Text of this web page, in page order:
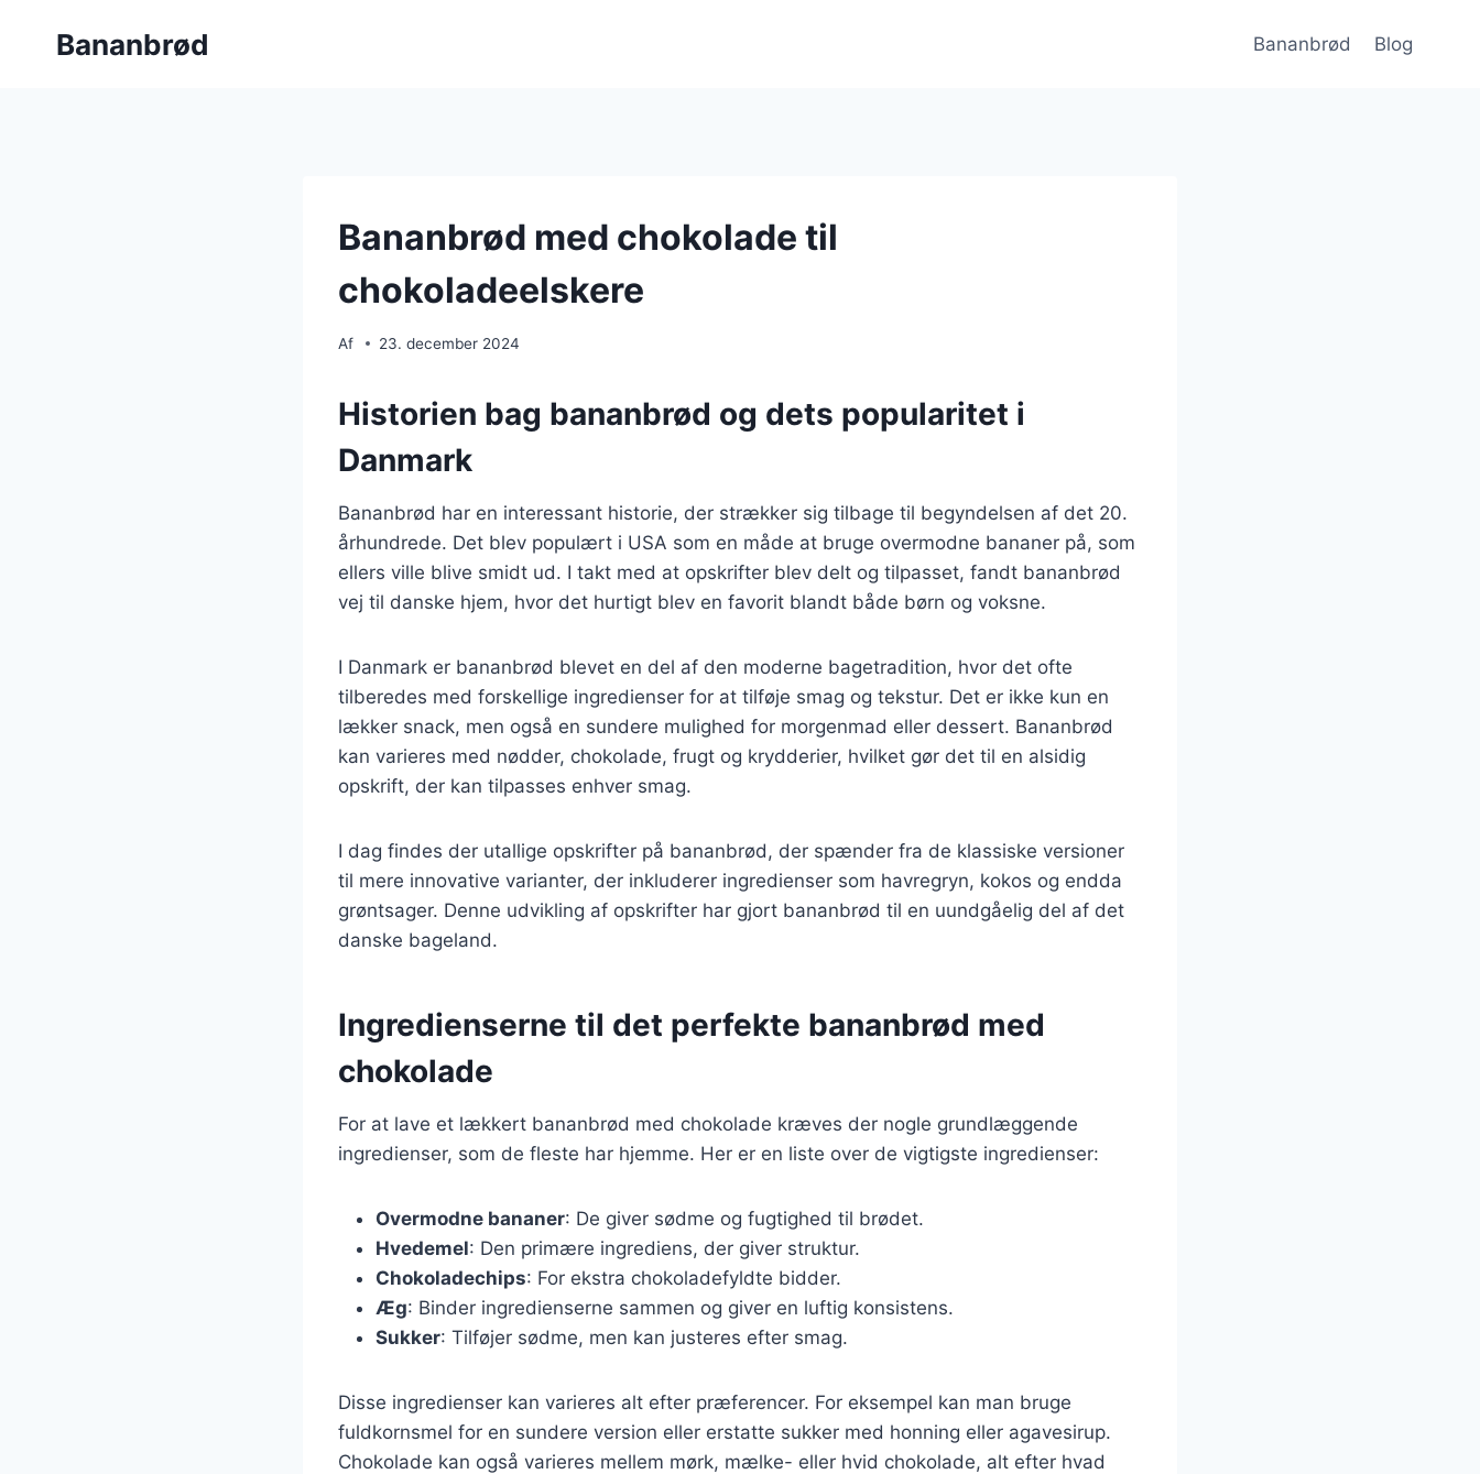
Bananbrød Bananbrød Blog
Bananbrød med chokolade til
chokoladeelskere
Af 23. december 2024
Historien bag bananbrød og dets popularitet i
Danmark
Bananbrød har en interessant historie, der strækker sig tilbage til begyndelsen af det 20.
århundrede. Det blev populært i USA som en måde at bruge overmodne bananer på, som
ellers ville blive smidt ud. I takt med at opskrifter blev delt og tilpasset, fandt bananbrød
vej til danske hjem, hvor det hurtigt blev en favorit blandt både børn og voksne.
I Danmark er bananbrød blevet en del af den moderne bagetradition, hvor det ofte
tilberedes med forskellige ingredienser for at tilføje smag og tekstur. Det er ikke kun en
lækker snack, men også en sundere mulighed for morgenmad eller dessert. Bananbrød
kan varieres med nødder, chokolade, frugt og krydderier, hvilket gør det til en alsidig
opskrift, der kan tilpasses enhver smag.
I dag findes der utallige opskrifter på bananbrød, der spænder fra de klassiske versioner
til mere innovative varianter, der inkluderer ingredienser som havregryn, kokos og endda
grøntsager. Denne udvikling af opskrifter har gjort bananbrød til en uundgåelig del af det
danske bageland.
Ingredienserne til det perfekte bananbrød med
chokolade
For at lave et lækkert bananbrød med chokolade kræves der nogle grundlæggende
ingredienser, som de fleste har hjemme. Her er en liste over de vigtigste ingredienser:
Overmodne bananer: De giver sødme og fugtighed til brødet.
Hvedemel: Den primære ingrediens, der giver struktur.
Chokoladechips: For ekstra chokoladefyldte bidder.
Æg: Binder ingredienserne sammen og giver en luftig konsistens.
Sukker: Tilføjer sødme, men kan justeres efter smag.
Disse ingredienser kan varieres alt efter præferencer. For eksempel kan man bruge
fuldkornsmel for en sundere version eller erstatte sukker med honning eller agavesirup.
Chokolade kan også varieres mellem mørk, mælke- eller hvid chokolade, alt efter hvad